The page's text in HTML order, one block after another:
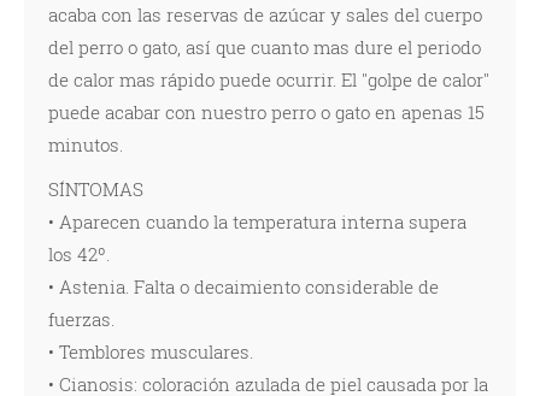
acaba con las reservas de azúcar y sales del cuerpo
del perro o gato, así que cuanto mas dure el periodo
de calor mas rápido puede ocurrir. El "golpe de calor"
puede acabar con nuestro perro o gato en apenas 15
minutos.
SÍNTOMAS
• Aparecen cuando la temperatura interna supera
los 42º.
• Astenia. Falta o decaimiento considerable de
fuerzas.
• Temblores musculares.
• Cianosis: coloración azulada de piel causada por la